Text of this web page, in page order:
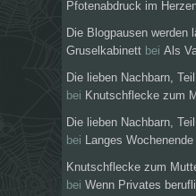
Pfotenabdruck im
Die Blogpausen werden
Gruselkabinett bei Als
Die lieben Nachbarn,
bei Knutschflecke zum
Die lieben Nachbarn,
bei
Langes Wochenende
Knutschflecke zum
bei Wenn Privates